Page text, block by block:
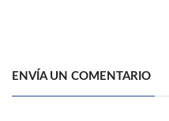
ENVÍA UN COMENTARIO